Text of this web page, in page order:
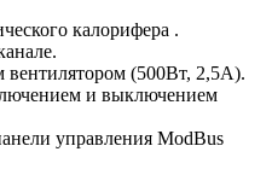
калорифера .
(500Вт, 2,5А).
и выключением
управления ModBus